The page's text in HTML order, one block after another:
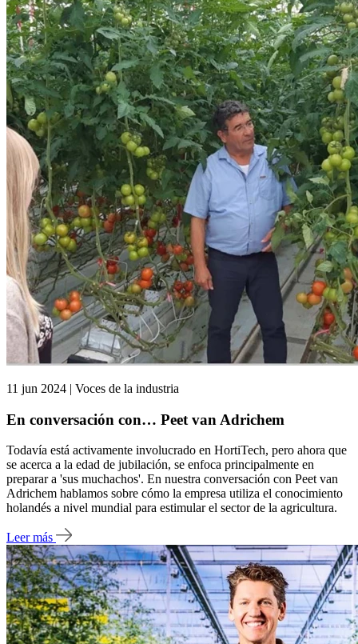
11 jun 2024 | Voces de la industria
En conversación con… Peet van Adrichem
Todavía está activamente involucrado en HortiTech, pero ahora que
se acerca a la edad de jubilación, se enfoca principalmente en
preparar a 'sus muchachos'. En nuestra conversación con Peet van
Adrichem hablamos sobre cómo la empresa utiliza el conocimiento
holandés a nivel mundial para estimular el sector de la agricultura.
Leer más